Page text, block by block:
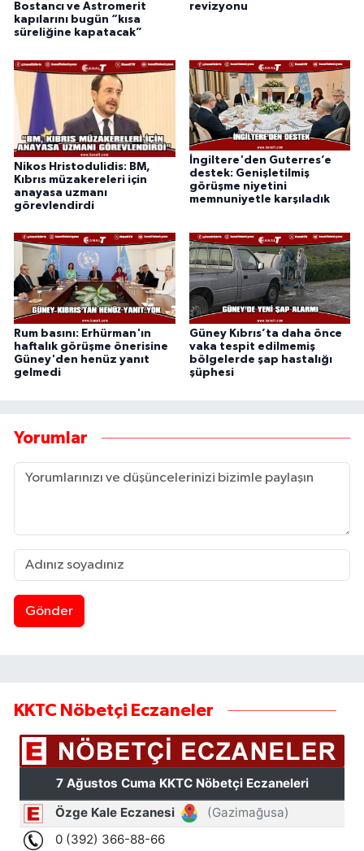
Bostancı ve Astromerit
kapılarını bugün “kısa
süreliğine kapatacak”
revizyonu
Nikos Hristodulidis: BM,
Kıbrıs müzakereleri için
anayasa uzmanı
görevlendirdi
İngiltere'den Guterres’e
destek: Genişletilmiş
görüşme niyetini
memnuniyetle karşıladık
Rum basını: Erhürman'ın
haftalık görüşme önerisine
Güney'den henüz yanıt
gelmedi
Güney Kıbrıs’ta daha önce
vaka tespit edilmemiş
bölgelerde şap hastalığı
şüphesi
Yorumlar
Gönder
KKTC Nöbetçi Eczaneler